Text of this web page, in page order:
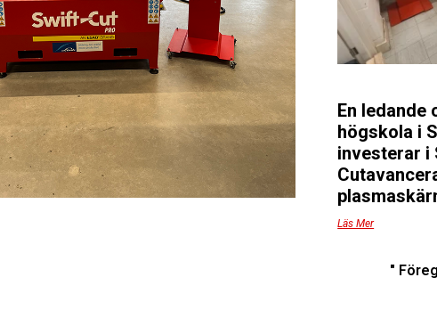
En ledande
högskola i
investerar i
Läs Mer
"